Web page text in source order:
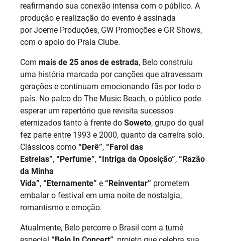
reafirmando sua conexão intensa com o público. A
produção e realização do evento é assinada
por Joeme Produções, GW Promoções e GR Shows,
com o apoio do Praia Clube.
Com mais de 25 anos de estrada, Belo construiu
uma história marcada por canções que atravessam
gerações e continuam emocionando fãs por todo o
país. No palco do The Music Beach, o público pode
esperar um repertório que revisita sucessos
eternizados tanto à frente do Soweto, grupo do qual
fez parte entre 1993 e 2000, quanto da carreira solo.
Clássicos como “Derê”, “Farol das
Estrelas”, “Perfume”, “Intriga da Oposição”, “Razão
da Minha
Vida”, “Eternamente” e “Reinventar” prometem
embalar o festival em uma noite de nostalgia,
romantismo e emoção.
Atualmente, Belo percorre o Brasil com a turnê